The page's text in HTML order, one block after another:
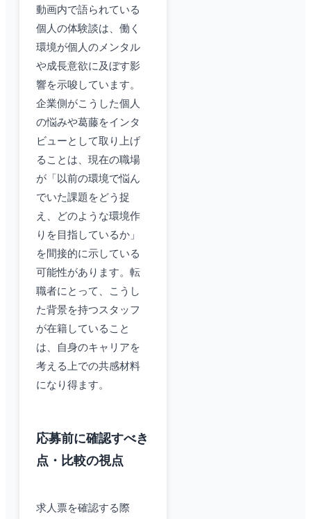
動画内で語られている
個人の体験談は、働く
環境が個人のメンタル
や成長意欲に及ぼす影
響を示唆しています。
企業側がこうした個人
の悩みや葛藤をインタ
ビューとして取り上げ
ることは、現在の職場
が「以前の環境で悩ん
でいた課題をどう捉
え、どのような環境作
りを目指しているか」
を間接的に示している
可能性があります。転
職者にとって、こうし
た背景を持つスタッフ
が在籍していること
は、自身のキャリアを
考える上での共感材料
になり得ます。
応募前に確認すべき
点・比較の視点
求人票を確認する際